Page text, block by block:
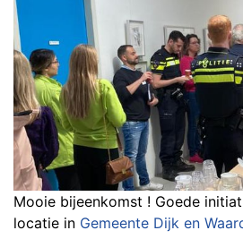
Mooie bijeenkomst ! Goede
locatie in Gemeente Dijk en